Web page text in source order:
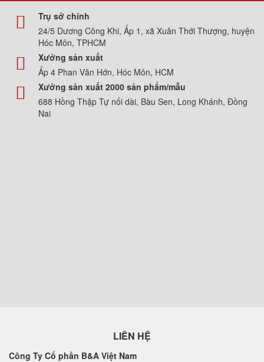
Trụ sở chính
24/5 Dương Công Khi, Ấp 1, xã Xuân Thới Thượng, huyện
Hóc Môn, TPHCM
Xưởng sản xuất
Ấp 4 Phan Văn Hớn, Hóc Môn, HCM
Xưởng sản xuất 2000 sản phẩm/mẫu
688 Hồng Thập Tự nối dài, Bàu Sen, Long Khánh, Đồng
Nai
LIÊN HỆ
Công Ty Cổ phần B&A Việt Nam